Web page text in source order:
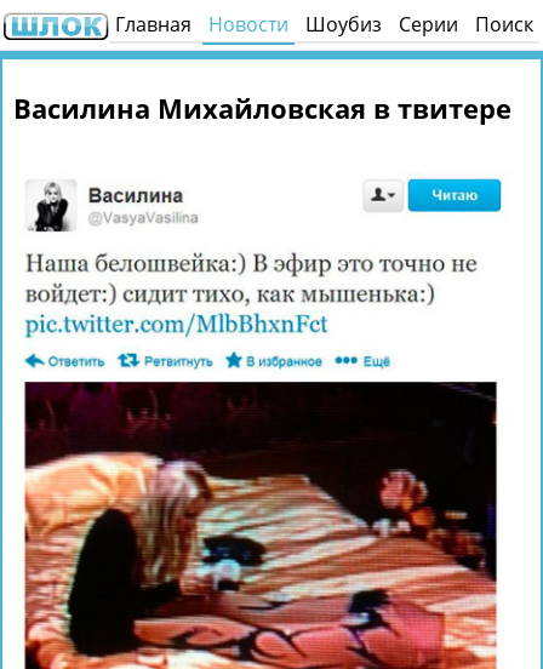
Главная Новости Шоубиз Серии Поиск
Василина Михайловская в твитере